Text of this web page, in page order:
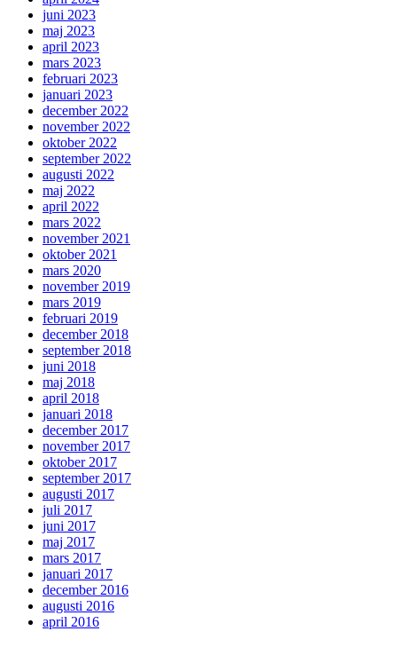
juni 2023
maj 2023
april 2023
mars 2023
februari 2023
januari 2023
december 2022
november 2022
oktober 2022
september 2022
augusti 2022
maj 2022
april 2022
mars 2022
november 2021
oktober 2021
mars 2020
november 2019
mars 2019
februari 2019
december 2018
september 2018
juni 2018
maj 2018
april 2018
januari 2018
december 2017
november 2017
oktober 2017
september 2017
augusti 2017
juli 2017
juni 2017
maj 2017
mars 2017
januari 2017
december 2016
augusti 2016
april 2016